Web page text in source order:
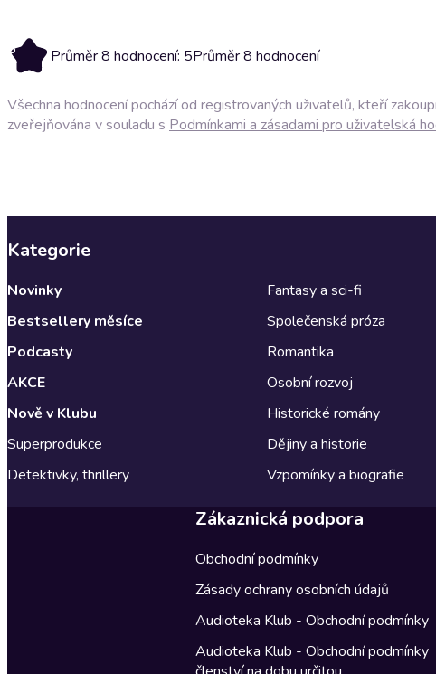
5 Průměr 8 hodnocení: 5Průměr 8 hodnocení
Všechna hodnocení pochází od registrovaných uživatelů, kteří
zveřejňována v souladu s Podmínkami a zásadami pro uživatelská
Kategorie
Novinky
Bestsellery měsíce
Podcasty
AKCE
Nově v Klubu
Superprodukce
Detektivky, thrillery
Fantasy a sci-fi
Společenská próza
Romantika
Osobní rozvoj
Historické romány
Dějiny a historie
Vzpomínky a biografie
Zákaznická podpora
Obchodní podmínky
Zásady ochrany osobních údajů
Audioteka Klub - Obchodní podmínky
Audioteka Klub - Obchodní podmínky